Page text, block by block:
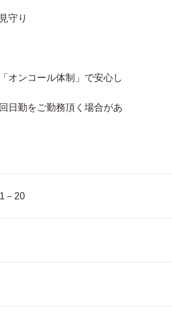
守り
オンコール体制」で安心し
日勤をご勤務頂く場合があ
－20